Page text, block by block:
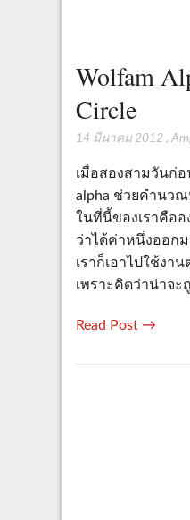
Wolfam
Circle
14 มีนาคม 2012 ,
เมื่อสองสามวันก่
alpha ช่วยคำนวณ
ในที่นี้ของเราคือ
ว่าได้ค่าหนึ่งออกม
เราก็เอาไปใช้งา
เพราะคิดว่าน่าจะ
Read Post →